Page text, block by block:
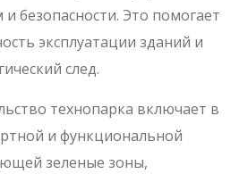
безопасности. Это помогает
эксплуатации зданий и
след.
технопарка включает в
и функциональной
зеленые зоны,